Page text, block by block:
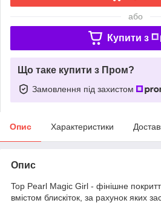
або
Купити з
Що таке купити з Пром?
Замовлення під захистом
Опис Характеристики
Опис
Top Pearl Magic Girl - фінішне
вмістом блискіток, за рахунок яких